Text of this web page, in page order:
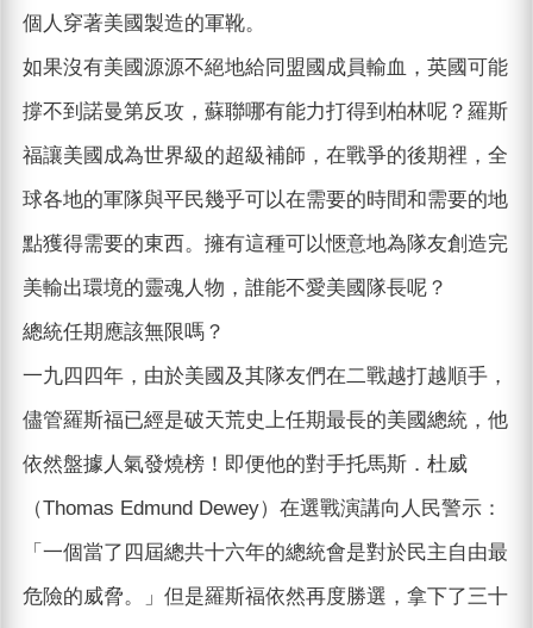
個人穿著美國製造的軍靴。
如果沒有美國源源不絕地給同盟國成員輸血，英國可能
撐不到諾曼第反攻，蘇聯哪有能力打得到柏林呢？羅斯
福讓美國成為世界級的超級補師，在戰爭的後期裡，全
球各地的軍隊與平民幾乎可以在需要的時間和需要的地
點獲得需要的東西。擁有這種可以愜意地為隊友創造完
美輸出環境的靈魂人物，誰能不愛美國隊長呢？
總統任期應該無限嗎？
一九四四年，由於美國及其隊友們在二戰越打越順手，
儘管羅斯福已經是破天荒史上任期最長的美國總統，他
依然盤據人氣發燒榜！即便他的對手托馬斯．杜威
（Thomas Edmund Dewey）在選戰演講向人民警示：
「一個當了四屆總共十六年的總統會是對於民主自由最
危險的威脅。」但是羅斯福依然再度勝選，拿下了三十